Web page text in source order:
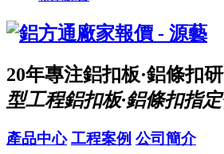
20年專注鋁扣板·鋁條扣
型工程鋁扣板·鋁條扣指
產品中心 工程案例 公司簡介